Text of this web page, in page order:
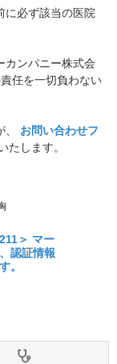
に必ず該当の医院
カンパニー株式会
任を一切負わない
、 お問い合わせフ
たします。